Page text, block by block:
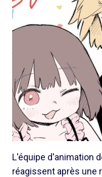
L'équipe d'animation
réagissent après une